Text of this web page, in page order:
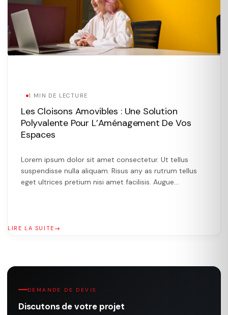
1 MIN DE LECTURE
Les Cloisons Amovibles : Une Solution
Polyvalente Pour L’Aménagement De Vos
Espaces
Lorem ipsum dolor sit amet consectetur. Ut tellus
suspendisse nulla aliquam. Risus any as rutrum tellus
eget ultrices pretium nisi amet facilisis. Augue
LIRE LA SUITE
DEMANDE DE DEVIS
Discutons de votre projet